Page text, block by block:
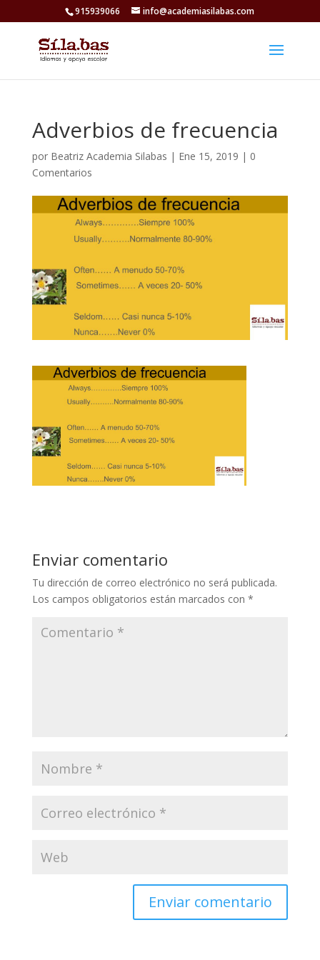
915939066 info@academiasilabas.com
Adverbios de frecuencia
por Beatriz Academia Silabas | Ene 15, 2019 | 0
Comentarios
Enviar comentario
Tu dirección de correo electrónico no será publicada.
Los campos obligatorios están marcados con *